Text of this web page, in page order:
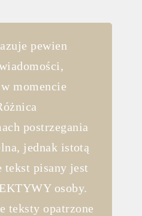
pewien
momencie
postrzegania
jednak istotą
tekst pisany jest
osoby.
teksty opatrzone